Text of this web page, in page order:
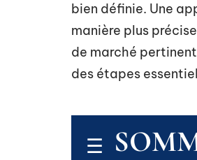
bien définie. Une
manière plus
de marché
des étapes